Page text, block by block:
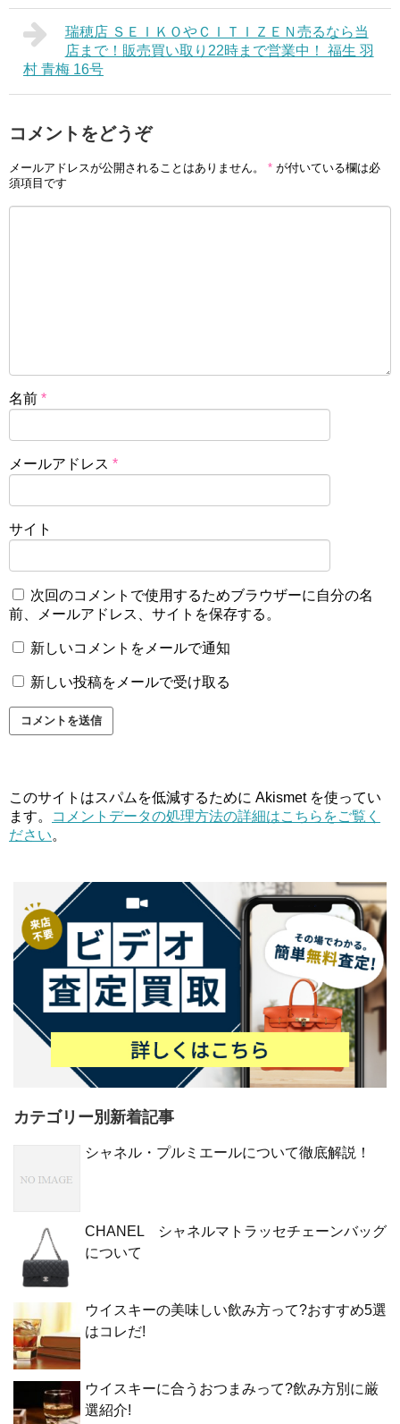
瑞穂店 ＳＥＩＫＯやＣＩＴＩＺＥＮ売るなら当
店まで！販売買い取り22時まで営業中！ 福生 羽
村 青梅 16号
コメントをどうぞ
メールアドレスが公開されることはありません。 * が付いている欄は必
須項目です
名前 *
メールアドレス *
サイト
次回のコメントで使用するためブラウザーに自分の名
前、メールアドレス、サイトを保存する。
新しいコメントをメールで通知
新しい投稿をメールで受け取る
このサイトはスパムを低減するために Akismet を使ってい
ます。
コメントデータの処理方法の詳細はこちらをご覧く
ださい。
カテゴリー別新着記事
シャネル・プルミエールについて徹底解説！
CHANEL シャネルマトラッセチェーンバッグ
について
ウイスキーの美味しい飲み方って?おすすめ5選
はコレだ!
ウイスキーに合うおつまみって?飲み方別に厳
選紹介!